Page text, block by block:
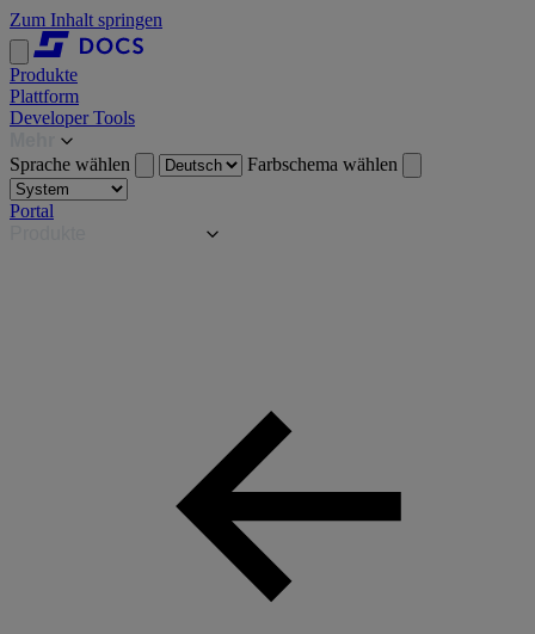
Zum Inhalt springen
Produkte
Plattform
Developer Tools
Sprache wählen
Farbschema wählen
Portal